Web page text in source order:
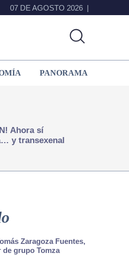
07 DE AGOSTO 2026
PANORAMA
Ahora sí
y transexenal
Zaragoza Fuentes,
de grupo Tomza